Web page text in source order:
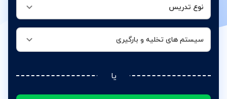
نوع تدریس
سیستم های تخلیه و بارگیری
یا